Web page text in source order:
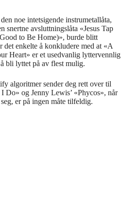
noe intetsigende instrumetallåta,
snertne avsluttningslåta «Jesus Tap
to Be Home)», burde blitt
det enkelte å konkludere med at «A
Heart» er et usedvanlig lyttervennlig
bli lyttet på av flest mulig.
algoritmer sender deg rett over til
Do» og Jenny Lewis’ «Phycos», når
er på ingen måte tilfeldig.